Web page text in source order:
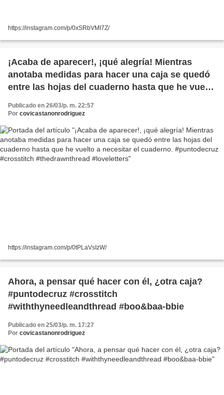
https://instagram.com/p/0xSRbVMI7Z/
¡Acaba de aparecer!, ¡qué alegría! Mientras
anotaba medidas para hacer una caja se quedó
entre las hojas del cuaderno hasta que he vuelto
#crosstitch #thedrawnthread #loveletters
Publicado en 26/03/p. m. 22:57
Por covicastanonrodriguez
https://instagram.com/p/0tPLaVsIzW/
Ahora, a pensar qué hacer con él, ¿otra caja?
#puntodecruz #crosstitch
#withthyneedleandthread #boo&baa-bbie
Publicado en 25/03/p. m. 17:27
Por covicastanonrodriguez